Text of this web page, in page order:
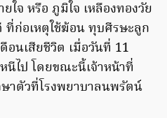
ใจ หรือ ภูมิใจ เหลืองทองวัย
ก่อเหตุใช้ฆ้อน ทุบศีรษะลูก
อนเสียชีวิต เมื่อวันที่ 11
ไป โดยขณะนี้เจ้าหน้าที่
ษาตัวที่โรงพยาบาลนพรัตน์